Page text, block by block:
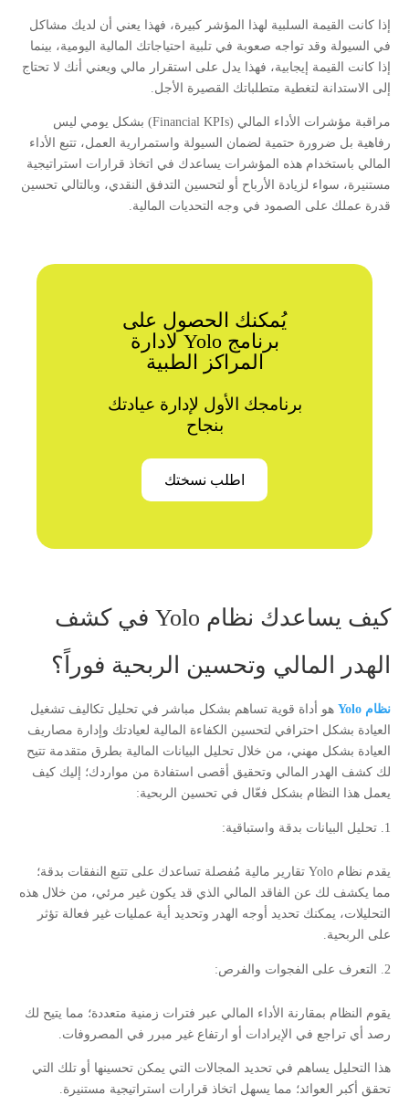
إذا كانت القيمة السلبية لهذا المؤشر كبيرة، فهذا يعني أن لديك مشاكل
في السيولة وقد تواجه صعوبة في تلبية احتياجاتك المالية اليومية، بينما
إذا كانت القيمة إيجابية، فهذا يدل على استقرار مالي ويعني أنك لا تحتاج
إلى الاستدانة لتغطية متطلباتك القصيرة الأجل.
مراقبة مؤشرات الأداء المالي (Financial KPIs) بشكل يومي ليس
رفاهية بل ضرورة حتمية لضمان السيولة واستمرارية العمل، تتبع الأداء
المالي باستخدام هذه المؤشرات يساعدك في اتخاذ قرارات استراتيجية
مستنيرة، سواء لزيادة الأرباح أو لتحسين التدفق النقدي، وبالتالي تحسين
قدرة عملك على الصمود في وجه التحديات المالية.
يُمكنك الحصول على
برنامج Yolo لادارة
المراكز الطبية
برنامجك الأول لإدارة عيادتك
بنجاح
اطلب نسختك
كيف يساعدك نظام Yolo في كشف
الهدر المالي وتحسين الربحية فوراً؟
نظام Yolo
هو أداة قوية تساهم بشكل مباشر في تحليل تكاليف تشغيل
العيادة بشكل احترافي لتحسين الكفاءة المالية لعيادتك وإدارة مصاريف
العيادة بشكل مهني، من خلال تحليل البيانات المالية بطرق متقدمة تتيح
لك كشف الهدر المالي وتحقيق أقصى استفادة من مواردك؛ إليك كيف
يعمل هذا النظام بشكل فعّال في تحسين الربحية:
تحليل البيانات بدقة واستباقية:
يقدم نظام Yolo تقارير مالية مُفصلة تساعدك على تتبع النفقات بدقة؛
مما يكشف لك عن الفاقد المالي الذي قد يكون غير مرئي، من خلال هذه
التحليلات، يمكنك تحديد أوجه الهدر وتحديد أية عمليات غير فعالة تؤثر
على الربحية.
التعرف على الفجوات والفرص:
يقوم النظام بمقارنة الأداء المالي عبر فترات زمنية متعددة؛ مما يتيح لك
رصد أي تراجع في الإيرادات أو ارتفاع غير مبرر في المصروفات.
هذا التحليل يساهم في تحديد المجالات التي يمكن تحسينها أو تلك التي
تحقق أكبر العوائد؛ مما يسهل اتخاذ قرارات استراتيجية مستنيرة.